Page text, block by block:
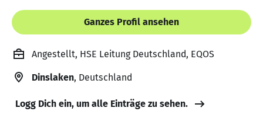
Ganzes Profil ansehen
Angestellt, HSE Leitung Deutschland, EQOS
Dinslaken, Deutschland
Logg Dich ein, um alle Einträge zu sehen.